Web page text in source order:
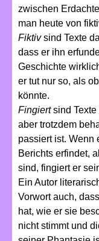
zwischen
man heute von
Fiktivsind Texte
dass er ihn
Geschichte
er tut nur so, als
könnte.
Fingiertsind
aber trotzdem
passiert ist. Wenn
Berichts erfindet,
sind, fingiert er
Ein Autor
Vorwort auch,
hat, wie er sie
nicht stimmt und